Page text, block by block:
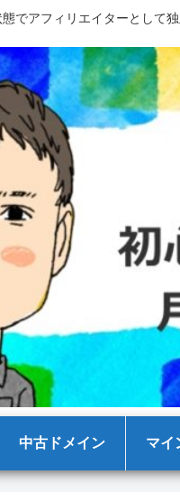
でアフィリエイターとして
中古ドメイン マイ